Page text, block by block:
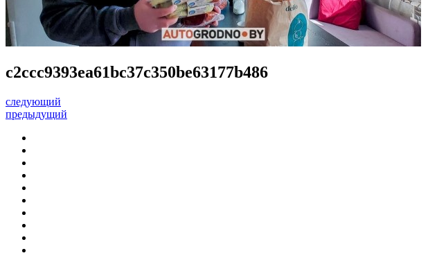
c2ccc9393ea61bc37c350be63177b486
следующий
предыдущий